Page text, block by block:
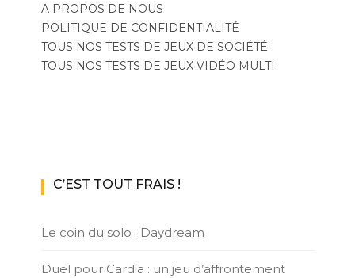
A PROPOS DE NOUS
POLITIQUE DE CONFIDENTIALITÉ
TOUS NOS TESTS DE JEUX DE SOCIÉTÉ
TOUS NOS TESTS DE JEUX VIDÉO MULTI
C’EST TOUT FRAIS !
Le coin du solo : Daydream
Duel pour Cardia : un jeu d’affrontement